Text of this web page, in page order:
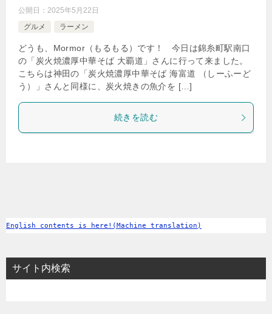
公開日： 2025年5月22日
グルメ
ラーメン
どうも、Mormor（もるもる）です！ 今日は錦糸町駅南口
の「炭火焼濃厚中華そば 大覇道」さんに行って来ました。
こちらは神田の「炭火焼濃厚中華そば 海富道 （しーふーど
う）」さんと同様に、炭火焼きの魚介を […]
続きを読む
English contents is here!(Machine translation)
サイト内検索